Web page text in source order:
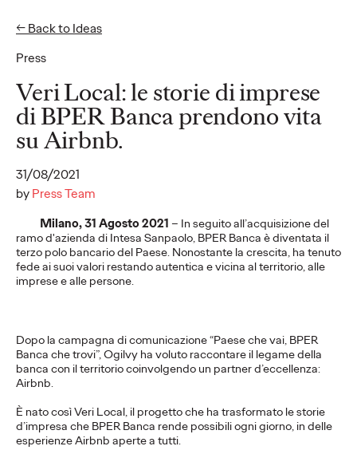
Press
← Back to Ideas
Veri Local: le storie di imprese
di BPER Banca prendono vita
su Airbnb.
31/08/2021
byPress Team
Milano, 31 Agosto 2021 – In seguito all’acquisizione del
ramo d'azienda di Intesa Sanpaolo, BPER Banca è diventata il
terzo polo bancario del Paese. Nonostante la crescita, ha tenuto
fede ai suoi valori restando autentica e vicina al territorio, alle
imprese e alle persone.
Dopo la campagna di comunicazione “Paese che vai, BPER
Banca che trovi”, Ogilvy ha voluto raccontare il legame della
banca con il territorio coinvolgendo un partner d’eccellenza:
Airbnb.
È nato così Veri Local, il progetto che ha trasformato le storie
d’impresa che BPER Banca rende possibili ogni giorno, in delle
esperienze Airbnb aperte a tutti.
Ideas
READ
Nothing Changes,
Everything Changes: a
Behavioral Perspective
on the Metaverse
Six key opportunities that the met averse could facilitate that
are important for brands to know.
More→
PRESS